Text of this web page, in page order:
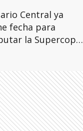
Central ya
fecha para
la Supercopa